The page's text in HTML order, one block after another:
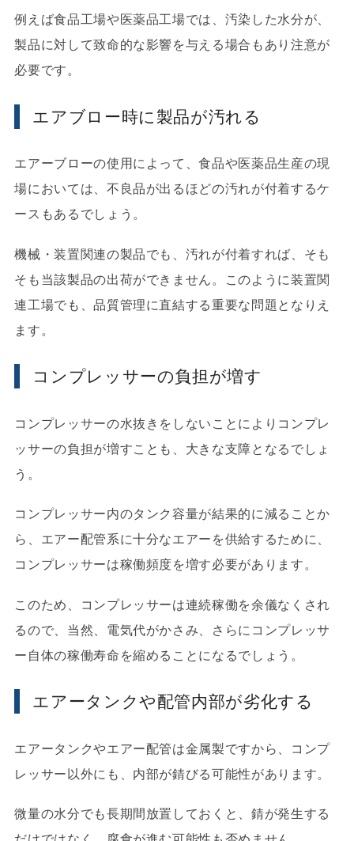
例えば食品工場や医薬品工場では、汚染した水分が、
製品に対して致命的な影響を与える場合もあり注意が
必要です。
エアブロー時に製品が汚れる
エアーブローの使用によって、食品や医薬品生産の現
場においては、不良品が出るほどの汚れが付着するケ
ースもあるでしょう。
機械・装置関連の製品でも、汚れが付着すれば、そも
そも当該製品の出荷ができません。このように装置関
連工場でも、品質管理に直結する重要な問題となりえ
ます。
コンプレッサーの負担が増す
コンプレッサーの水抜きをしないことによりコンプレ
ッサーの負担が増すことも、大きな支障となるでしょ
う。
コンプレッサー内のタンク容量が結果的に減ることか
ら、エアー配管系に十分なエアーを供給するために、
コンプレッサーは稼働頻度を増す必要があります。
このため、コンプレッサーは連続稼働を余儀なくされ
るので、当然、電気代がかさみ、さらにコンプレッサ
ー自体の稼働寿命を縮めることになるでしょう。
エアータンクや配管内部が劣化する
エアータンクやエアー配管は金属製ですから、コンプ
レッサー以外にも、内部が錆びる可能性があります。
微量の水分でも長期間放置しておくと、錆が発生する